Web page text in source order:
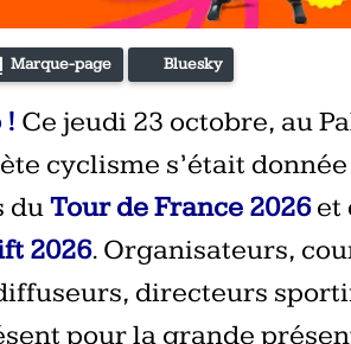
Marque-page Bluesky
! Ce jeudi 23 octobre, au
cyclisme s’était
duTour de France 2026et
2026. Organisateurs,
directeurs
pour la grande